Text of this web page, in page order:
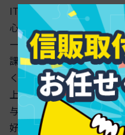
ITやコンサル、医療、士
心の業態は、入金の予測
ード審査で安定性として
課金型や契約更新率の高
くキャッシュフローが読
上場企業や官公庁、病院
与信判断でプラスに働き
好で、延滞や多重申込が